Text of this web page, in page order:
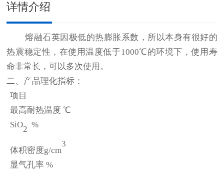
详情介绍
熔融石英因极低的热膨胀系数，所以本身有很好的
热震稳定性，在使用温度低于1000℃的环境下，使用寿
命非常长，可以多次使用。
二、产品理化指标：
项目
最高耐热温度 ℃
SiO2 %
体积密度g/cm
3
显气孔率 %